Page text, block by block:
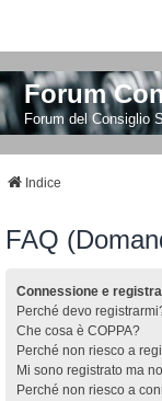
Forum
Forum del Consiglio
Indice
FAQ
Connessione e
Perché devo
Che cosa è COPPA?
Perché non riesco a
Mi sono registrato ma
Perché non riesco a